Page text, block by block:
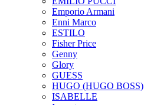
Emporio Armani
Enni Marco
ESTILO
Fisher Price
Genny
Glory
GUESS
HUGO (HUGO BOSS)
ISABELLE